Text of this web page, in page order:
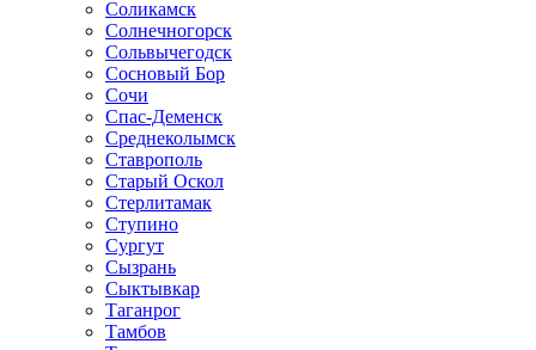
Соликамск
Солнечногорск
Сольвычегодск
Сосновый Бор
Сочи
Спас-Деменск
Среднеколымск
Ставрополь
Старый Оскол
Стерлитамак
Ступино
Сургут
Сызрань
Сыктывкар
Таганрог
Тамбов